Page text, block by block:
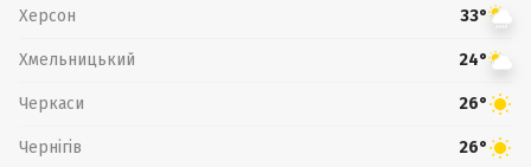
Херсон 33°
Хмельницький 24°
Черкаси 26°
Чернігів 26°